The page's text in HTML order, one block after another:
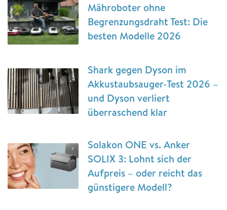
Mähroboter ohne
Begrenzungsdraht Test: Die
besten Modelle 2026
Shark gegen Dyson im
Akkustaubsauger-Test 2026 –
und Dyson verliert
überraschend klar
Solakon ONE vs. Anker
SOLIX 3: Lohnt sich der
Aufpreis – oder reicht das
günstigere Modell?